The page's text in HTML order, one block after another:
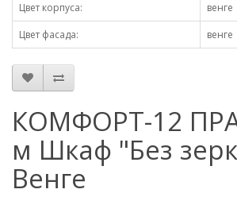
Цвет корпуса:
венге
Цвет фасада:
венге
КОМФОРТ-12
м Шкаф "Без
Венге